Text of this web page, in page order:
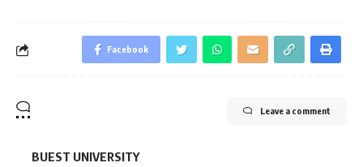
Facebook
Leave a comment
BUEST UNIVERSITY